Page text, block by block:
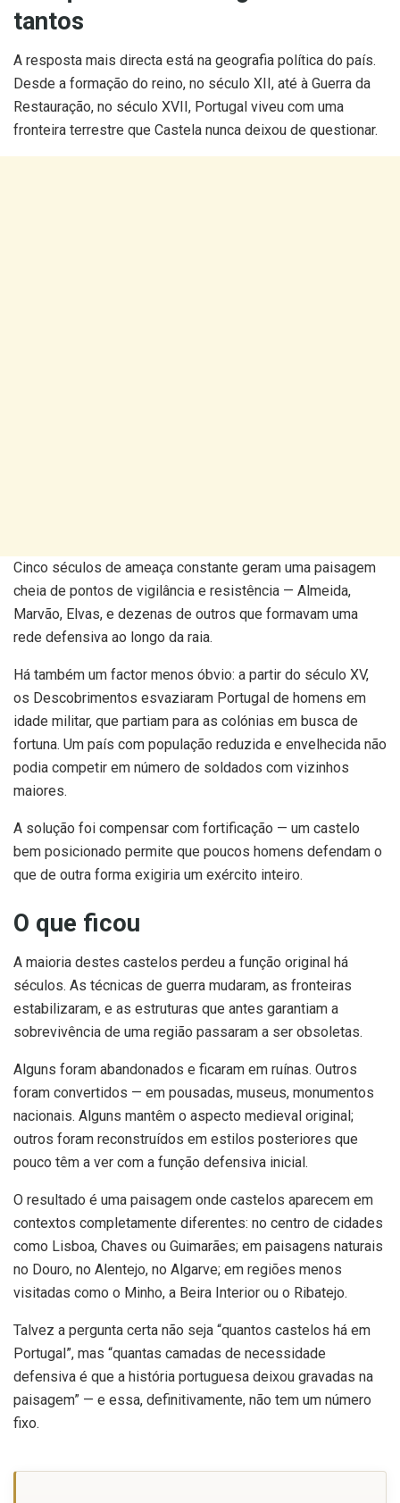
tantos
A resposta mais directa está na geografia política do país.
Desde a formação do reino, no século XII, até à Guerra da
Restauração, no século XVII, Portugal viveu com uma
fronteira terrestre que Castela nunca deixou de questionar.
Cinco séculos de ameaça constante geram uma paisagem
cheia de pontos de vigilância e resistência — Almeida,
Marvão, Elvas, e dezenas de outros que formavam uma
rede defensiva ao longo da raia.
Há também um factor menos óbvio: a partir do século XV,
os Descobrimentos esvaziaram Portugal de homens em
idade militar, que partiam para as colónias em busca de
fortuna. Um país com população reduzida e envelhecida não
podia competir em número de soldados com vizinhos
maiores.
A solução foi compensar com fortificação — um castelo
bem posicionado permite que poucos homens defendam o
que de outra forma exigiria um exército inteiro.
O que ficou
A maioria destes castelos perdeu a função original há
séculos. As técnicas de guerra mudaram, as fronteiras
estabilizaram, e as estruturas que antes garantiam a
sobrevivência de uma região passaram a ser obsoletas.
Alguns foram abandonados e ficaram em ruínas. Outros
foram convertidos — em pousadas, museus, monumentos
nacionais. Alguns mantêm o aspecto medieval original;
outros foram reconstruídos em estilos posteriores que
pouco têm a ver com a função defensiva inicial.
O resultado é uma paisagem onde castelos aparecem em
contextos completamente diferentes: no centro de cidades
como Lisboa, Chaves ou Guimarães; em paisagens naturais
no Douro, no Alentejo, no Algarve; em regiões menos
visitadas como o Minho, a Beira Interior ou o Ribatejo.
Talvez a pergunta certa não seja “quantos castelos há em
Portugal”, mas “quantas camadas de necessidade
defensiva é que a história portuguesa deixou gravadas na
paisagem” — e essa, definitivamente, não tem um número
fixo.